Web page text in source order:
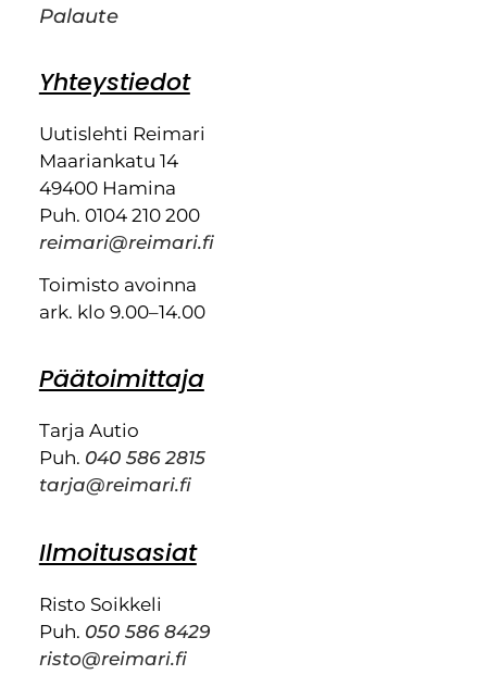
Palaute
Yhteystiedot
Uutislehti Reimari
Maariankatu 14
49400 Hamina
Puh. 0104 210 200
reimari@reimari.fi
Toimisto avoinna
ark. klo 9.00–14.00
Päätoimittaja
Tarja Autio
Puh. 040 586 2815
tarja@reimari.fi
Ilmoitusasiat
Risto Soikkeli
Puh. 050 586 8429
risto@reimari.fi